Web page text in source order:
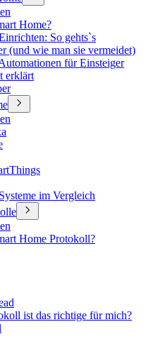
Home?
So gehts`s
(und wie man sie vermeidet)
für Einsteiger
erklärt
im Vergleich
Home Protokoll?
ist das richtige für mich?